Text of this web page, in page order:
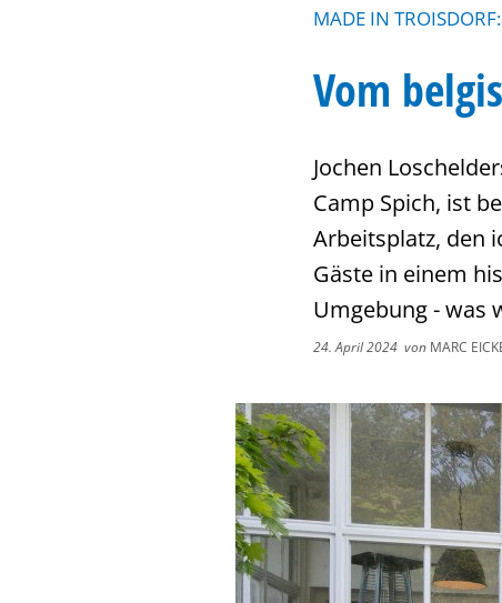
MADE IN TROISDORF:
Vom
Jochen
Camp Spich, ist
Arbeitsplatz, den
Gäste in einem
Umgebung - was
24. April 2024 von MARC